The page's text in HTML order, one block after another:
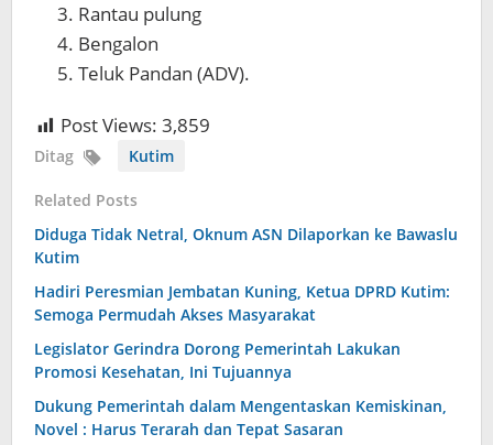
Rantau pulung
Bengalon
Teluk Pandan (ADV).
Post Views: 3,859
Ditag Kutim
Related Posts
Diduga Tidak Netral, Oknum ASN Dilaporkan ke Bawaslu
Kutim
Hadiri Peresmian Jembatan Kuning, Ketua DPRD Kutim:
Semoga Permudah Akses Masyarakat
Legislator Gerindra Dorong Pemerintah Lakukan
Promosi Kesehatan, Ini Tujuannya
Dukung Pemerintah dalam Mengentaskan Kemiskinan,
Novel : Harus Terarah dan Tepat Sasaran